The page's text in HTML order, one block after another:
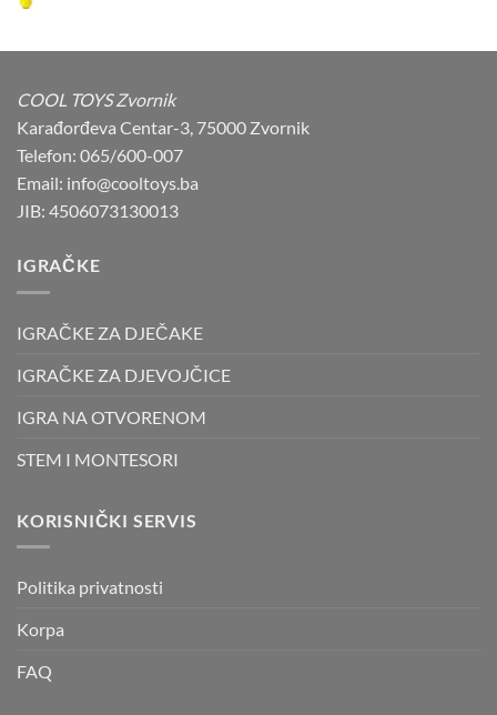
53,00 KM.49,90 KM.
COOL TOYS Zvornik
Karađorđeva Centar-3, 75000 Zvornik
Telefon: 065/600-007
Email: info@cooltoys.ba
JIB: 4506073130013
IGRAČKE
IGRAČKE ZA DJEČAKE
IGRAČKE ZA DJEVOJČICE
IGRA NA OTVORENOM
STEM I MONTESORI
KORISNIČKI SERVIS
Politika privatnosti
Korpa
FAQ